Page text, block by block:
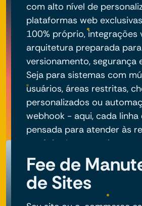
com alto nível de
plataformas web
100% próprio, integrações
arquitetura preparada para
versionamento, segurança
Seja para sistemas com
usuários, áreas restritas,
personalizados ou
webhook - aqui, cada
pensada para atender às
negócio do seu projeto.
Fee de
de Sites